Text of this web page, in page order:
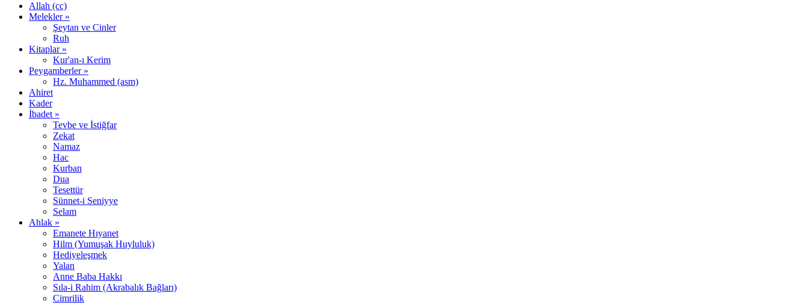
Allah (cc)
Melekler »
Şeytan ve Cinler
Ruh
Kitaplar »
Kur'an-ı Kerim
Peygamberler »
Hz. Muhammed (asm)
Ahiret
Kader
İbadet »
Tevbe ve İstiğfar
Zekat
Namaz
Hac
Kurban
Dua
Tesettür
Sünnet-i Seniyye
Selam
Ahlak »
Emanete Hıyanet
Hilm (Yumuşak Huyluluk)
Hediyeleşmek
Yalan
Anne Baba Hakkı
Sıla-i Rahim (Akrabalık Bağları)
Cimrilik